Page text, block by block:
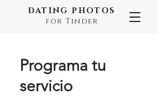
DATING PHOTOS
for Tinder
Programa tu
servicio